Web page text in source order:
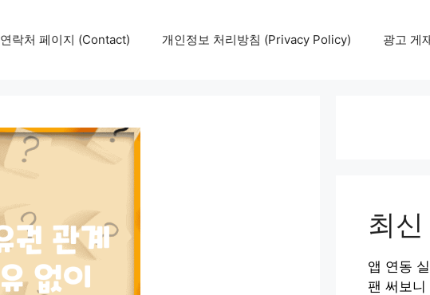
연락처 페이지 (Contact) 개인정보 처리방침 (Privacy Policy) 광고 게
최
앱 연동
팬 써보니